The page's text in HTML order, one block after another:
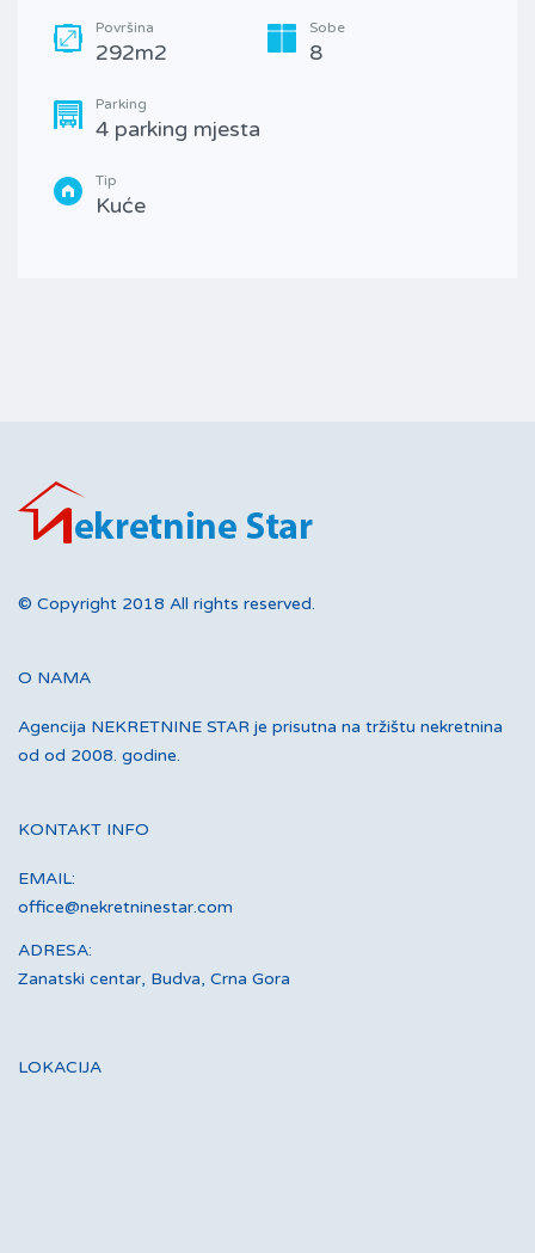
Površina
292m2
Sobe
8
Parking
4 parking mjesta
Tip
Kuće
© Copyright 2018 All rights reserved.
O NAMA
Agencija NEKRETNINE STAR je prisutna na tržištu nekretnina
od od 2008. godine.
KONTAKT INFO
EMAIL:
office@nekretninestar.com
ADRESA:
Zanatski centar, Budva, Crna Gora
LOKACIJA